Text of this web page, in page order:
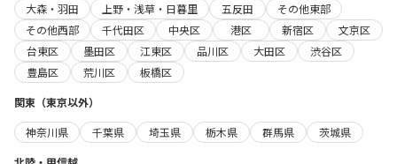
大森・羽田
上野・浅草・日暮里 五反田
その他東部
その他西部
千代田区 中央区 港区 新宿区
文京区
台東区
墨田区 江東区 品川区 大田区
渋谷区
豊島区
荒川区
板橋区
関東（東京以外）
神奈川県
千葉県 埼玉県 栃木県 群馬県
茨城県